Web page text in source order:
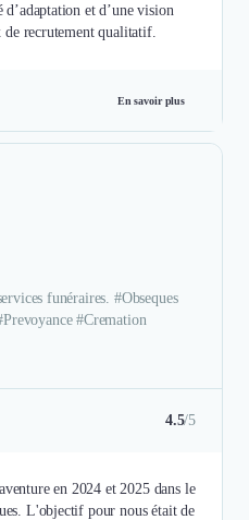
et d’une vision
de recrutement qualitatif.
En savoir plus
funéraires. #Obseques
#Cremation
4.5/5
en 2024 et 2025 dans le
L'objectif pour nous était de